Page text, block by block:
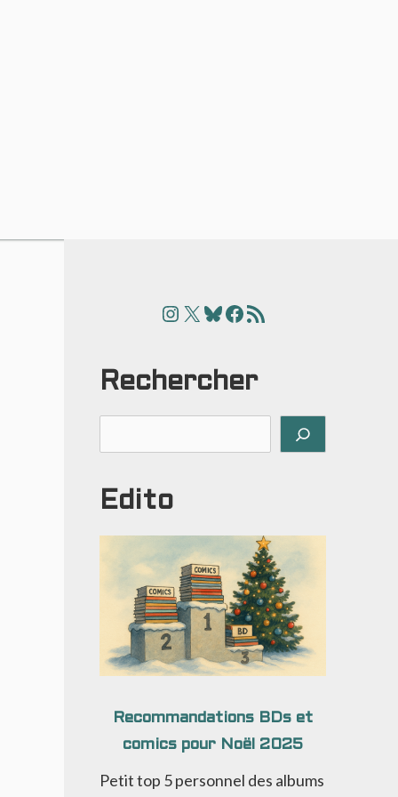
Instagram
X Bluesky
Facebook
Articles
Rechercher
Edito
Recommandations BDs et
comics pour Noël 2025
Petit top 5 personnel des albums